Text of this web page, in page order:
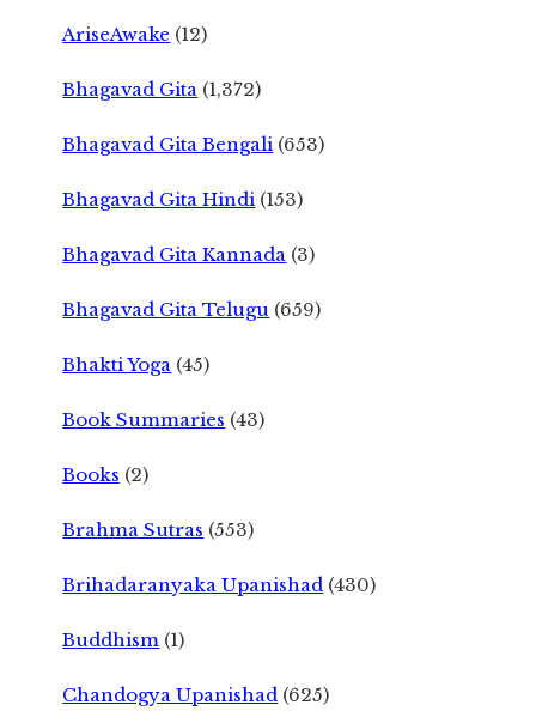
AriseAwake (12)
Bhagavad Gita (1,372)
Bhagavad Gita Bengali (653)
Bhagavad Gita Hindi (153)
Bhagavad Gita Kannada (3)
Bhagavad Gita Telugu (659)
Bhakti Yoga (45)
Book Summaries (43)
Books (2)
Brahma Sutras (553)
Brihadaranyaka Upanishad (430)
Buddhism (1)
Chandogya Upanishad (625)